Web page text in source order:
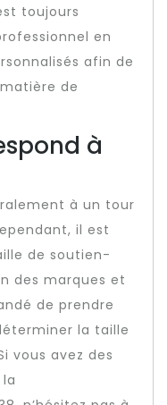
toujours
en
afin de
de
à
à un tour
il est
de soutien-
des marques et
de prendre
la taille
vous avez des